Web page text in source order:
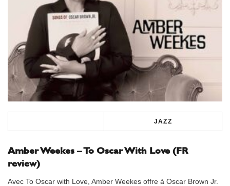
JAZZ
Amber Weekes – To Oscar With Love (FR
review)
Avec To Oscar with Love, Amber Weekes offre à Oscar Brown Jr.